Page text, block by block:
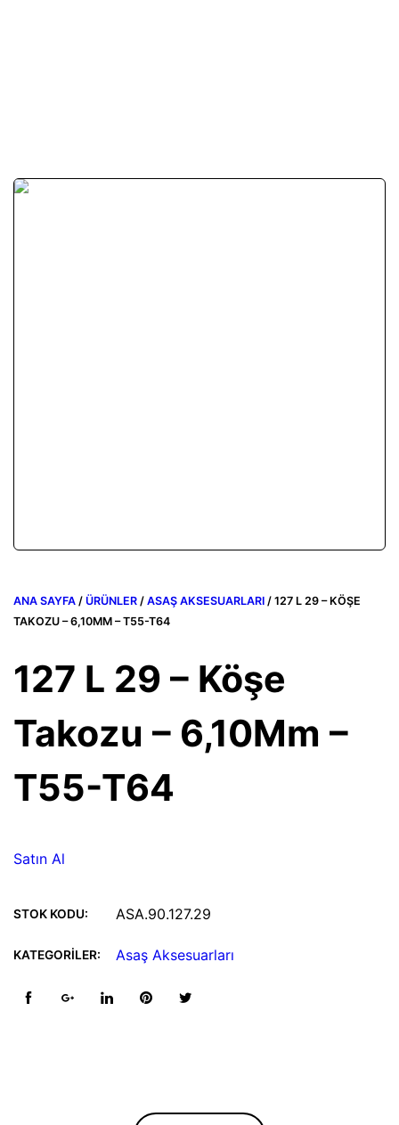
ANA SAYFA / ÜRÜNLER / ASAŞ AKSESUARLARI / 127 L 29 – KÖŞE
TAKOZU – 6,10MM – T55-T64
127 L 29 – Köşe
Takozu – 6,10Mm –
T55-T64
Satın Al
STOK KODU: ASA.90.127.29
KATEGORILER: Asaş Aksesuarları